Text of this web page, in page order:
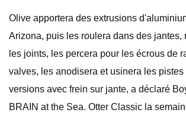
Olive apportera des extrusions
Arizona, puis les roulera dans des jantes,
les joints, les percera pour les écrous de
valves, les anodisera et usinera les
versions avec frein sur jante, a déclaré
BRAIN at the Sea. Otter Classic la